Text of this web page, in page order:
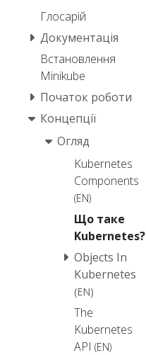
Глосарій
Документація
Встановлення
Minikube
Початок роботи
Концепції
Огляд
Kubernetes
Components
(EN)
Що таке
Kubernetes?
Objects In
Kubernetes
(EN)
The
Kubernetes
API (EN)